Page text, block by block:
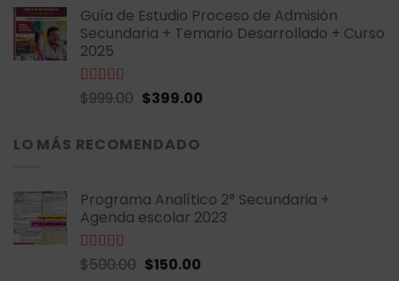
5
original
era:
actual
es:
Guía de Estudio Proceso de Admisión
Secundaria + Temario Desarrollado + Curso
2025
Valorado
$999.00 El
original
era:
$399.00El
LO MÁS RECOMENDADO
Programa Analítico 2° Secundaria +
Agenda escolar 2023
Valorado
$500.00 El
$150.00El